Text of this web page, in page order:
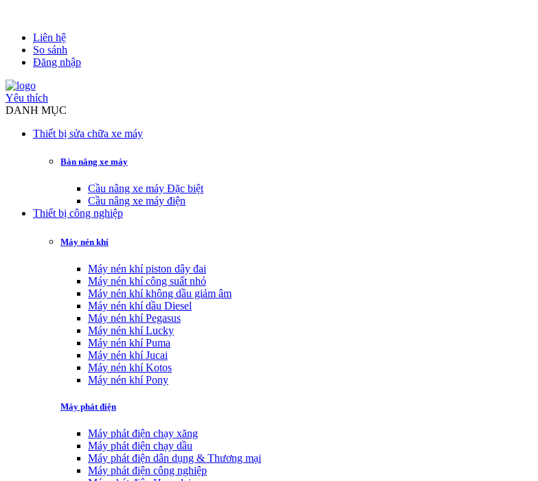
Liên hệ
So sánh
Đăng nhập
Yêu thích
DANH MỤC
Thiết bị sửa chữa xe máy
Bàn nâng xe máy
Cầu nâng xe máy Đặc biệt
Cầu nâng xe máy điện
Thiết bị công nghiệp
Máy nén khí
Máy nén khí piston dây đai
Máy nén khí công suất nhỏ
Máy nén khí không dầu giảm âm
Máy nén khí dầu Diesel
Máy nén khí Pegasus
Máy nén khí Lucky
Máy nén khí Puma
Máy nén khí Jucai
Máy nén khí Kotos
Máy nén khí Pony
Máy phát điện
Máy phát điện chạy xăng
Máy phát điện chạy dầu
Máy phát điện dân dụng & Thương mại
Máy phát điện công nghiệp